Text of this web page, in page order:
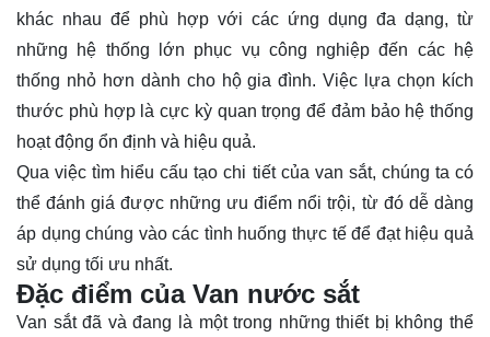
khác nhau để phù hợp với các ứng dụng đa dạng, từ
những hệ thống lớn phục vụ công nghiệp đến các hệ
thống nhỏ hơn dành cho hộ gia đình. Việc lựa chọn kích
thước phù hợp là cực kỳ quan trọng để đảm bảo hệ thống
hoạt động ổn định và hiệu quả.
Qua việc tìm hiểu cấu tạo chi tiết của van sắt, chúng ta có
thể đánh giá được những ưu điểm nổi trội, từ đó dễ dàng
áp dụng chúng vào các tình huống thực tế để đạt hiệu quả
sử dụng tối ưu nhất.
Đặc điểm của Van nước sắt
Van sắt đã và đang là một trong những thiết bị không thể